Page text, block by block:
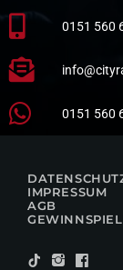
0151 560
0151 560
IMPRESSUM
AGB